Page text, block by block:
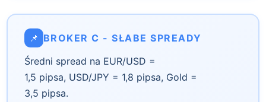
📌 BROKER C - SŁABE SPREADY
Średni spread na EUR/USD =
1,5 pipsa, USD/JPY = 1,8 pipsa, Gold =
3,5 pipsa.